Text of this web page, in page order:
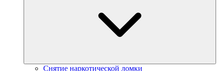
Снятие наркотической ломки